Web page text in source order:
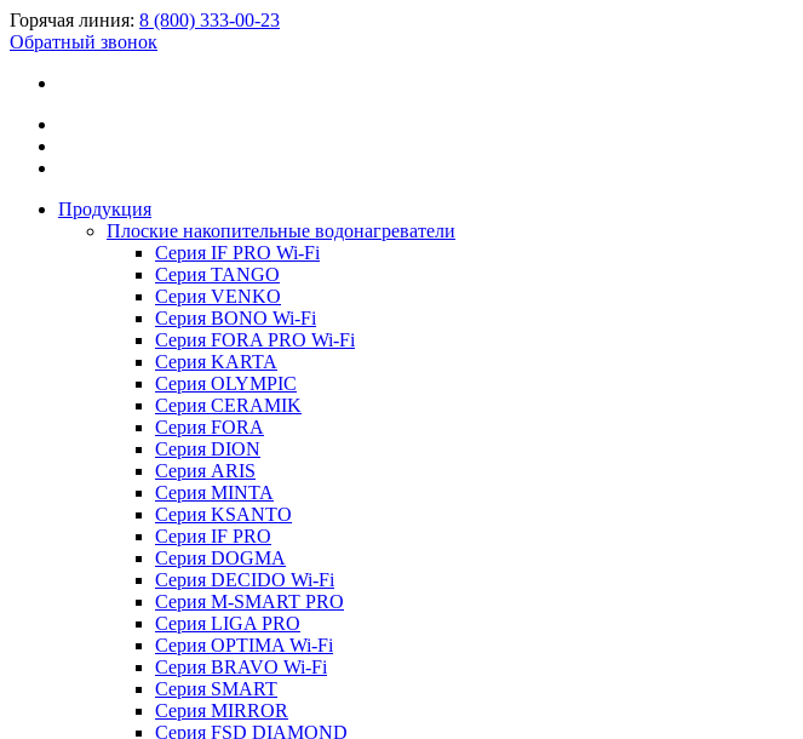
Горячая линия: 8 (800) 333-00-23
Обратный звонок
Продукция
Плоские накопительные водонагреватели
Серия IF PRO Wi-Fi
Серия TANGO
Серия VENKO
Серия BONO Wi-Fi
Серия FORA PRO Wi-Fi
Серия KARTA
Серия OLYMPIC
Серия CERAMIK
Серия FORA
Серия DION
Серия ARIS
Серия MINTA
Серия KSANTO
Серия IF PRO
Серия DOGMA
Серия DECIDO Wi-Fi
Серия M-SMART PRO
Серия LIGA PRO
Серия OPTIMA Wi-Fi
Серия BRAVO Wi-Fi
Серия SMART
Серия MIRROR
Серия FSD DIAMOND